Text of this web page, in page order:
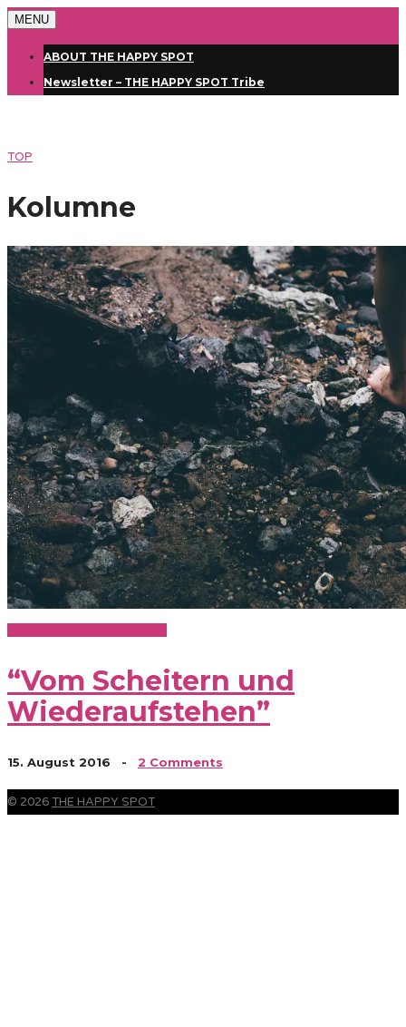
MENU
ABOUT THE HAPPY SPOT
Newsletter – THE HAPPY SPOT Tribe
TOP
Kolumne
“Vom Scheitern und
Wiederaufstehen”
15. August 2016 - 2 Comments
© 2026THE HAPPY SPOT